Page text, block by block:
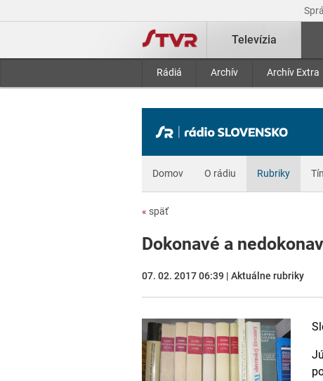
Televízia
Rádiá Archív Archív Extra
Domov O rádiu Rubriky
« späť
Dokonavé a
07. 02. 2017 06:39 | Aktuálne rubriky